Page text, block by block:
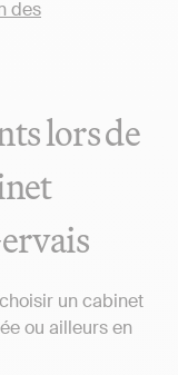
lors de
un cabinet
ou ailleurs en